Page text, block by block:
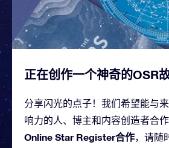
正在创作一个神奇的OSR故
分享闪光的点子！我们希望能与
响力的人、博主和内容创造者合
Online Star Register合作，请随